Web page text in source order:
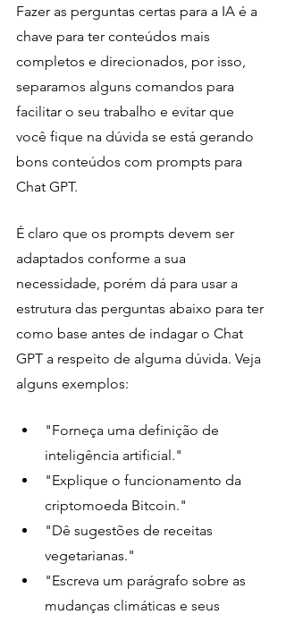
Fazer as perguntas certas para a IA é a
chave para ter conteúdos mais
completos e direcionados, por isso,
separamos alguns comandos para
facilitar o seu trabalho e evitar que
você fique na dúvida se está gerando
bons conteúdos com prompts para
Chat GPT.
É claro que os prompts devem ser
adaptados conforme a sua
necessidade, porém dá para usar a
estrutura das perguntas abaixo para ter
como base antes de indagar o Chat
GPT a respeito de alguma dúvida. Veja
alguns exemplos:
"Forneça uma definição de
inteligência artificial."
"Explique o funcionamento da
criptomoeda Bitcoin."
"Dê sugestões de receitas
vegetarianas."
"Escreva um parágrafo sobre as
mudanças climáticas e seus